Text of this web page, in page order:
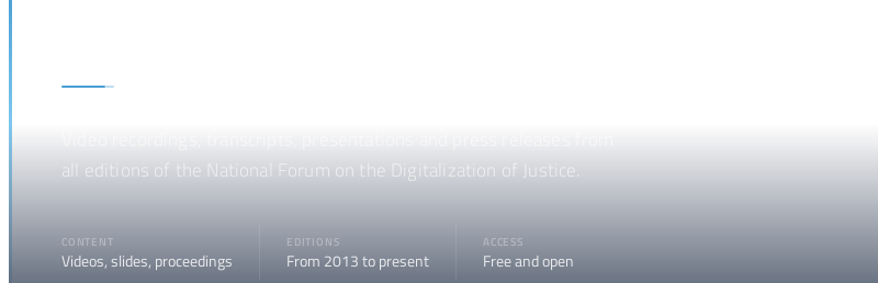
all editions of the National Forum on the Digitalization of Justice.
CONTENT
Videos, slides, proceedings
EDITIONS
From 2013 to present
ACCESS
Free and open